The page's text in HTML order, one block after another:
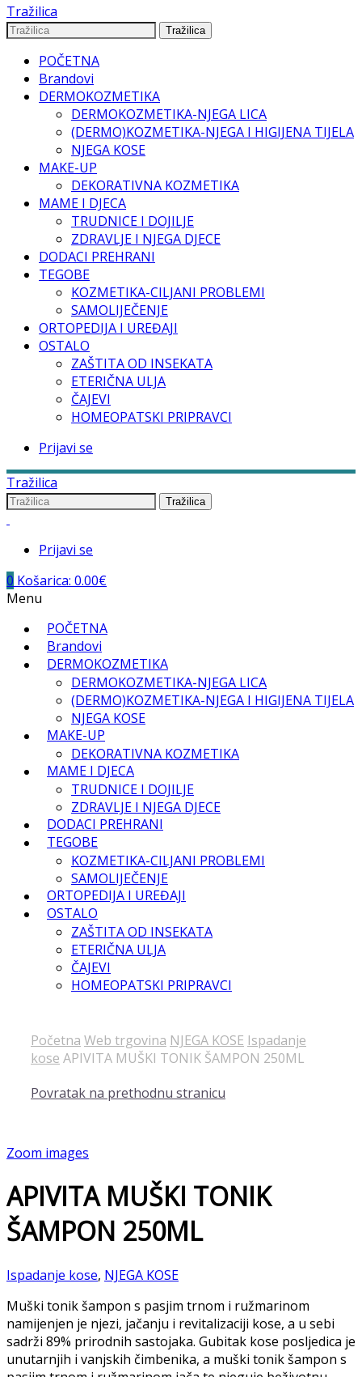
Tražilica
Tražilica
POČETNA
Brandovi
DERMOKOZMETIKA
DERMOKOZMETIKA-NJEGA LICA
(DERMO)KOZMETIKA-NJEGA I HIGIJENA TIJELA
NJEGA KOSE
MAKE-UP
DEKORATIVNA KOZMETIKA
MAME I DJECA
TRUDNICE I DOJILJE
ZDRAVLJE I NJEGA DJECE
DODACI PREHRANI
TEGOBE
KOZMETIKA-CILJANI PROBLEMI
SAMOLIJEČENJE
ORTOPEDIJA I UREĐAJI
OSTALO
ZAŠTITA OD INSEKATA
ETERIČNA ULJA
ČAJEVI
HOMEOPATSKI PRIPRAVCI
Prijavi se
Tražilica
Tražilica
Prijavi se
0 Košarica: 0.00€
Menu
POČETNA
Brandovi
DERMOKOZMETIKA
DERMOKOZMETIKA-NJEGA LICA
(DERMO)KOZMETIKA-NJEGA I HIGIJENA TIJELA
NJEGA KOSE
MAKE-UP
DEKORATIVNA KOZMETIKA
MAME I DJECA
TRUDNICE I DOJILJE
ZDRAVLJE I NJEGA DJECE
DODACI PREHRANI
TEGOBE
KOZMETIKA-CILJANI PROBLEMI
SAMOLIJEČENJE
ORTOPEDIJA I UREĐAJI
OSTALO
ZAŠTITA OD INSEKATA
ETERIČNA ULJA
ČAJEVI
HOMEOPATSKI PRIPRAVCI
Početna Web trgovina NJEGA KOSE Ispadanje
kose APIVITA MUŠKI TONIK ŠAMPON 250ML
Povratak na prethodnu stranicu
Zoom images
APIVITA MUŠKI TONIK
ŠAMPON 250ML
Ispadanje kose, NJEGA KOSE
Muški tonik šampon s pasjim trnom i ružmarinom
namijenjen je njezi, jačanju i revitalizaciji kose, a u sebi
sadrži 89% prirodnih sastojaka. Gubitak kose posljedica je
unutarnjih i vanjskih čimbenika, a muški tonik šampon s